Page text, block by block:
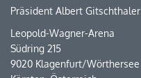
Präsident Albert Gitschthaler
Leopold-Wagner-Arena
Südring 215
9020 Klagenfurt/Wörthersee